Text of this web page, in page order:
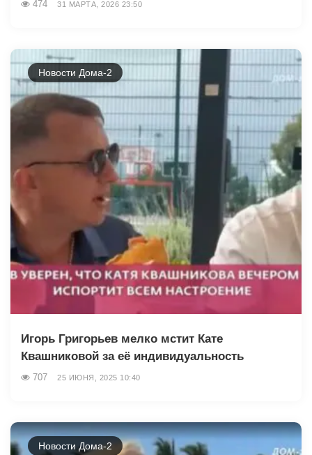
474 31 МАРТА, 2026 23:50
Новости Дома-2
Игорь Григорьев мелко мстит Кате
Квашниковой за её индивидуальность
707 25 ИЮНЯ, 2025 10:40
Новости Дома-2